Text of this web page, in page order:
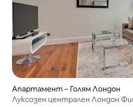
Апартамент – Голям Лондон
Луксозен централен Лондон